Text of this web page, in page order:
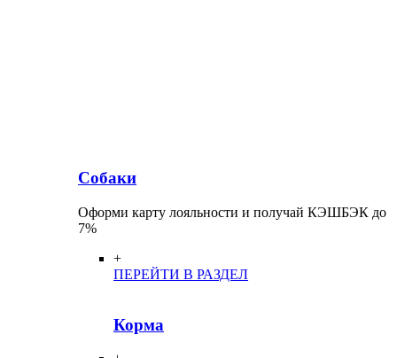
Собаки
Оформи карту лояльности и получай КЭШБЭК до
7%
+
ПЕРЕЙТИ В РАЗДЕЛ
Корма